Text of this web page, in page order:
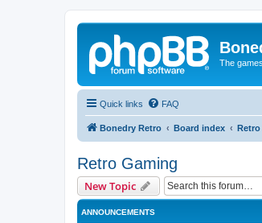
The
Quick links FAQ
Bonedry Retro Board index Retro
Retro Gaming
New Topic
ANNOUNCEMENTS